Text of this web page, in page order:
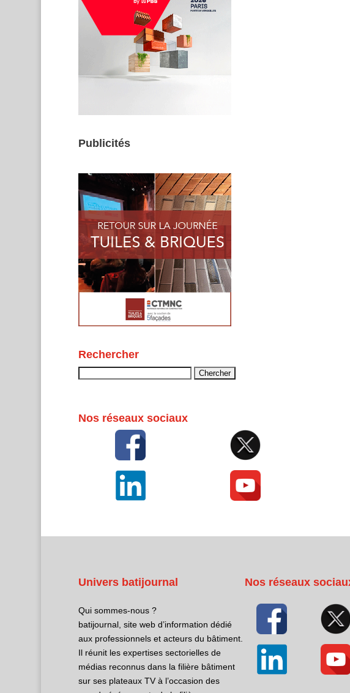
Publicités
Rechercher
Nos réseaux sociaux
Univers batijournal
Qui sommes-nous ?
batijournal, site web d’information dédié
aux professionnels et acteurs du bâtiment.
Il réunit les expertises sectorielles de
médias reconnus dans la filière bâtiment
sur ses plateaux TV à l’occasion des
Nos réseaux